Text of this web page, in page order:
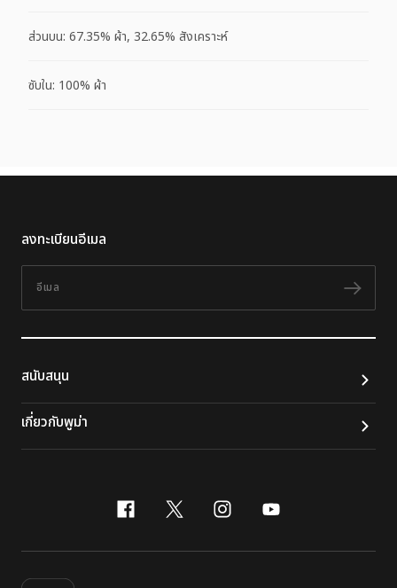
ส่วนบน: 67.35% ผ้า, 32.65% สังเคราะห์
ซับใน: 100% ผ้า
ลงทะเบียนอีเมล
ติดต
สนับสนุน
เกี่ยวกับพูม่า
facebook
x-twitter
instagram
youtube